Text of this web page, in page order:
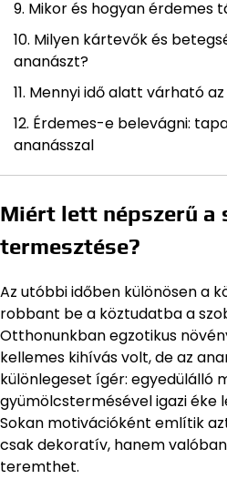
Mikor és hogyan érdemes
Milyen kártevők és
ananászt?
Mennyi idő alatt várható
Érdemes-e belevágni:
ananásszal
Miért lett népszerű a
termesztése?
Az utóbbi időben különösen a
robbant be a köztudatba a
Otthonunkban egzotikus
kellemes kihívás volt, de az
különlegeset ígér: egyedülálló
gyümölcstermésével igazi éke
Sokan motivációként említik
csak dekoratív, hanem
teremthet.